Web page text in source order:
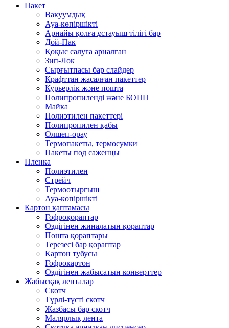
Пакет
Вакуумдық
Ауа-көпіршікті
Арнайы қолға ұстауыш тілігі бар
Дой-Пак
Қоқыс салуға арналған
Зип-Лок
Сырғытпасы бар слайдер
Крафттан жасалған пакеттер
Курьерлік және пошта
Полипропиленді және БОПП
Майка
Полиэтилен пакеттері
Полипропилен қабы
Өлшеп-орау
Термопакеты, термосумки
Пакеты под саженцы
Пленка
Полиэтилен
Стрейч
Термоотырғыш
Ауа-көпіршікті
Картон қаптамасы
Гофроқораптар
Өздігінен жиналатын қораптар
Пошта қораптары
Терезесі бар қораптар
Картон тубусы
Гофрокартон
Өздігінен жабысатын конверттер
Жабысқақ ленталар
Скотч
Түрлі-түсті скотч
Жазбасы бар скотч
Малярлық лента